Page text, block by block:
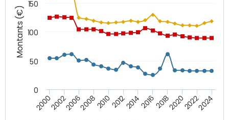
Montants (€)
200020022006200820102012201420162018202020222024
0
50
100
150